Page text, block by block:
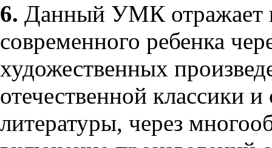
6. Данный УМК отражает
современного ребенка
художественных
отечественной классики
литературы, через